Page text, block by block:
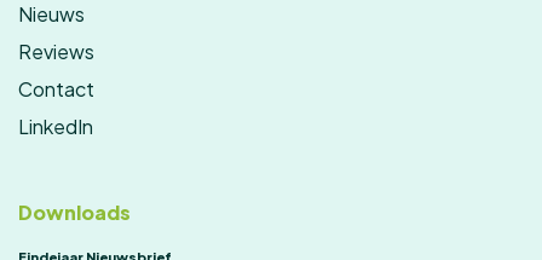
Nieuws
Reviews
Contact
LinkedIn
Downloads